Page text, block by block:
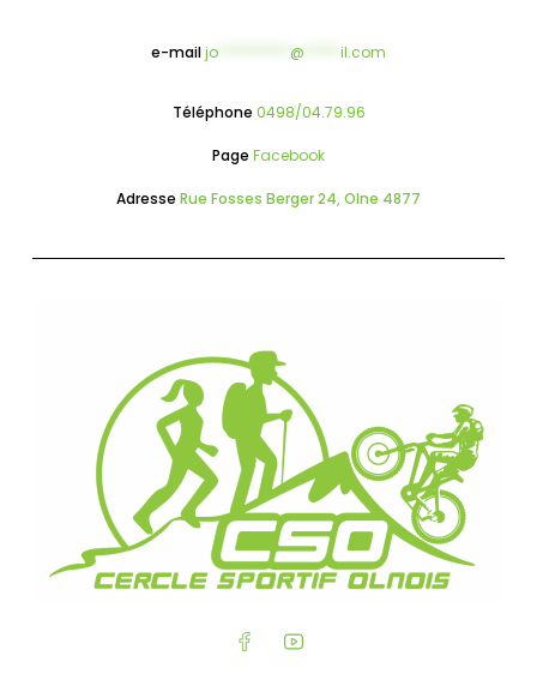
e-mailjo @ il.com
Téléphone 0498/04.79.96
Page Facebook
Adresse Rue Fosses Berger 24, Olne 4877